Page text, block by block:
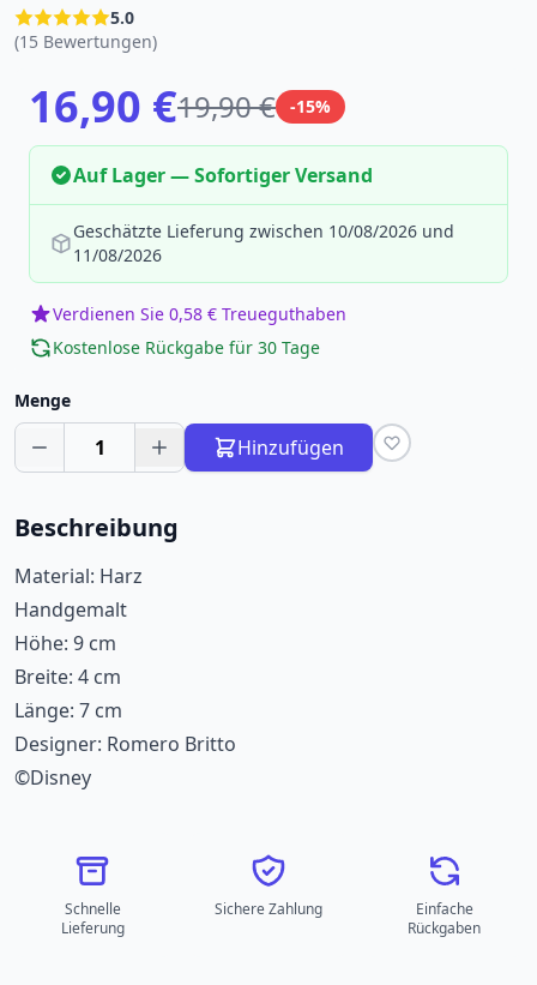
5.0
(15 Bewertungen)
16,90 €19,90 € -15%
Auf Lager — Sofortiger Versand
Geschätzte Lieferung zwischen 10/08/2026 und
11/08/2026
Verdienen Sie 0,58 € Treueguthaben
Kostenlose Rückgabe für 30 Tage
Menge
1 Hinzufügen
Beschreibung
Material: Harz
Handgemalt
Höhe: 9 cm
Breite: 4 cm
Länge: 7 cm
Designer: Romero Britto
©Disney
Schnelle
Lieferung
Sichere Zahlung
Einfache
Rückgaben